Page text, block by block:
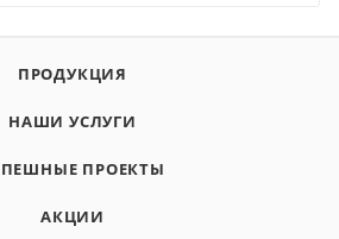
ПРОДУКЦИЯ
НАШИ УСЛУГИ
ПРОЕКТЫ
АКЦИИ